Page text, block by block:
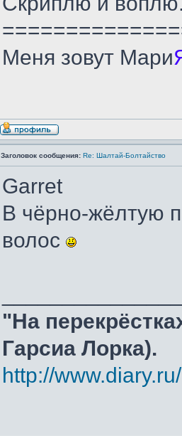
Меня зовут Мари
Заголовок сообщения: Re: Шалтай-Болтайство
Garret
В чёрно-жёлтую
волос
"На
Гарсиа Лорка).
http://